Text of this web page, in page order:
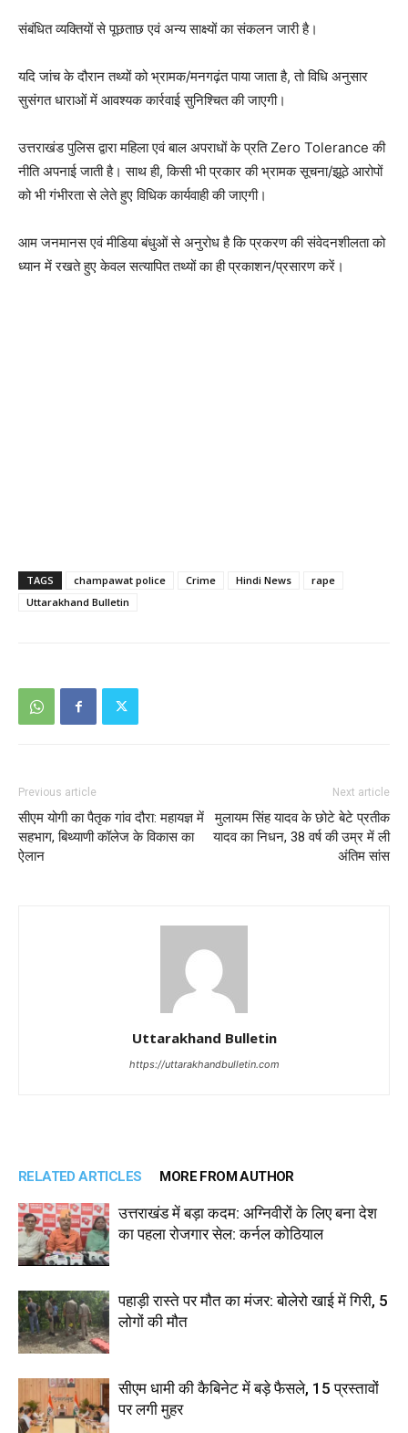
संबंधित व्यक्तियों से पूछताछ एवं अन्य साक्ष्यों का संकलन जारी है।
यदि जांच के दौरान तथ्यों को भ्रामक/मनगढ़ंत पाया जाता है, तो विधि अनुसार
सुसंगत धाराओं में आवश्यक कार्रवाई सुनिश्चित की जाएगी।
उत्तराखंड पुलिस द्वारा महिला एवं बाल अपराधों के प्रति Zero Tolerance की
नीति अपनाई जाती है। साथ ही, किसी भी प्रकार की भ्रामक सूचना/झूठे आरोपों
को भी गंभीरता से लेते हुए विधिक कार्यवाही की जाएगी।
आम जनमानस एवं मीडिया बंधुओं से अनुरोध है कि प्रकरण की संवेदनशीलता को
ध्यान में रखते हुए केवल सत्यापित तथ्यों का ही प्रकाशन/प्रसारण करें।
TAGS champawat police Crime Hindi News
rape
Uttarakhand Bulletin
Previous article
सीएम योगी का पैतृक गांव दौरा: महायज्ञ में
सहभाग, बिथ्याणी कॉलेज के विकास का
ऐलान
Next article
मुलायम सिंह यादव के छोटे बेटे प्रतीक
यादव का निधन, 38 वर्ष की उम्र में ली
अंतिम सांस
Uttarakhand Bulletin
https://uttarakhandbulletin.com
RELATED ARTICLES MORE FROM AUTHOR
उत्तराखंड में बड़ा कदम: अग्निवीरों के लिए बना देश
का पहला रोजगार सेल: कर्नल कोठियाल
पहाड़ी रास्ते पर मौत का मंजर: बोलेरो खाई में गिरी, 5
लोगों की मौत
सीएम धामी की कैबिनेट में बड़े फैसले, 15 प्रस्तावों
पर लगी मुहर